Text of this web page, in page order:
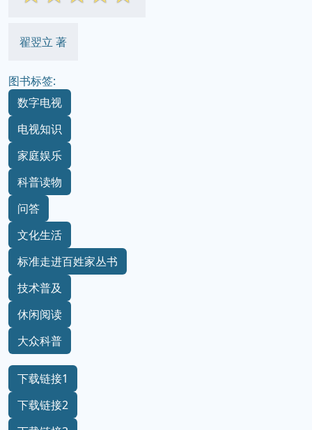
翟翌立 著
图书标签:
数字电视
电视知识
家庭娱乐
科普读物
问答
文化生活
标准走进百姓家丛书
技术普及
休闲阅读
大众科普
下载链接1
下载链接2